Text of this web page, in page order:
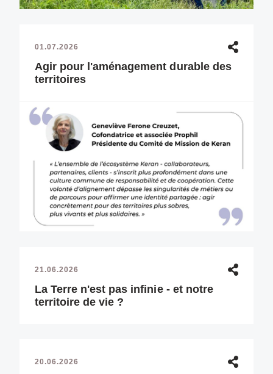
01.07.2026
Agir pour l'aménagement durable des
territoires
21.06.2026
La Terre n'est pas infinie - et notre
territoire de vie ?
20.06.2026